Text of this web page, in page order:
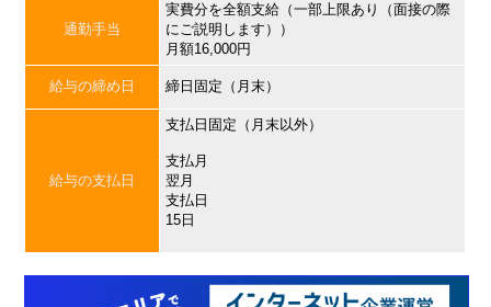
通勤手当
実費分を全額支給（一部上限あり（面接の際
にご説明します））
月額16,000円
給与の締め日 締日固定（月末）
給与の支払日
支払日固定（月末以外）
支払月
翌月
支払日
15日